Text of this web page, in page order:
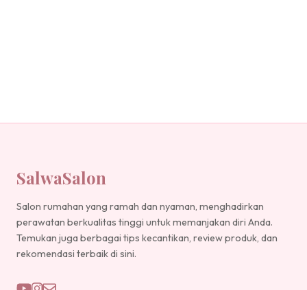
SalwaSalon
Salon rumahan yang ramah dan nyaman, menghadirkan
perawatan berkualitas tinggi untuk memanjakan diri Anda.
Temukan juga berbagai tips kecantikan, review produk, dan
rekomendasi terbaik di sini.